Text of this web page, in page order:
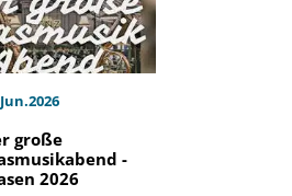
große
-
2026